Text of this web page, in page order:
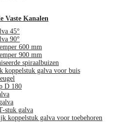
Vaste Kanalen
45°
90°
600 mm
900 mm
spiraalbuizen
koppelstuk galva voor buis
D 180
stuk galva
koppelstuk galva voor toebehoren